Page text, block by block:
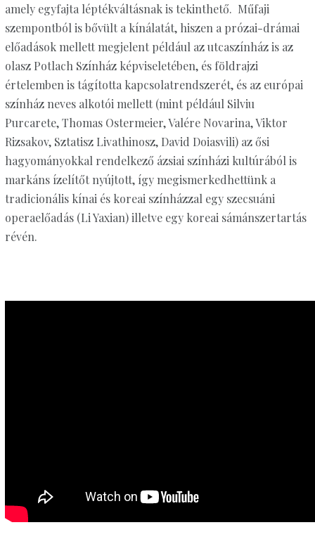
amely egyfajta léptékváltásnak is tekinthető. Műfaji
szempontból is bővült a kínálatát, hiszen a prózai-drámai
előadások mellett megjelent például az utcaszínház is az
olasz Potlach Színház képviseletében, és földrajzi
értelemben is tágította kapcsolatrendszerét, és az európai
színház neves alkotói mellett (mint például Silviu
Purcarete, Thomas Ostermeier, Valére Novarina, Viktor
Rizsakov, Sztatisz Livathinosz, David Doiasvili) az ősi
hagyományokkal rendelkező ázsiai színházi kultúrából is
markáns ízelítőt nyújtott, így megismerkedhettünk a
tradicionális kínai és koreai színházzal egy szecsuáni
operaelőadás (Li Yaxian) illetve egy koreai sámánszertartás
révén.